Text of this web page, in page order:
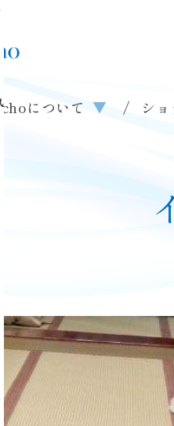
について ▼ シ
て ▼ ショップ クリスタルボウル